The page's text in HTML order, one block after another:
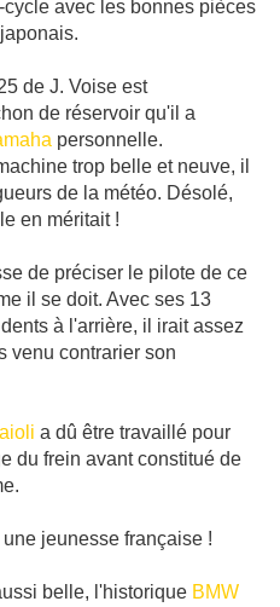
avec les bonnes pièces
de J. Voise est
de réservoir qu'il a
personnelle.
trop belle et neuve, il
de la météo. Désolé,
en méritait !
de préciser le pilote de ce
il se doit. Avec ses 13
à l'arrière, il irait assez
venu contrarier son
a dû être travaillé pour
du frein avant constitué de
jeunesse française !
belle, l'historique BMW